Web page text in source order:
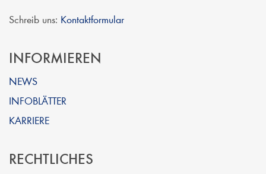
Schreib uns: Kontaktformular
INFORMIEREN
NEWS
INFOBLÄTTER
KARRIERE
RECHTLICHES